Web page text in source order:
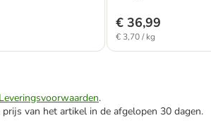
€ 36,99
€ 3,70 / kg
Leveringsvoorwaarden.
van het artikel in de afgelopen 30 dagen.